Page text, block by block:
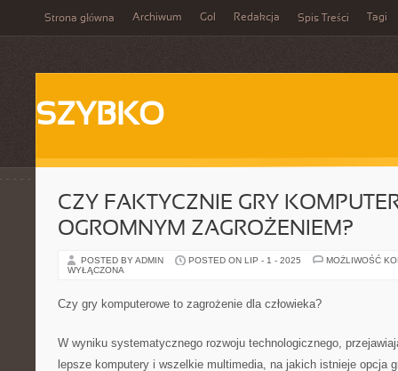
Strona główna Archiwum Gol Redakcja Spis Treści Tagi
SZYBKO
CZY FAKTYCZNIE GRY
OGROMNYM ZAGROŻENIEM?
POSTED BY ADMIN POSTED ON LIP - 1 - 2025
MOŻLIWOŚĆ
WYŁĄCZONA
Czy gry komputerowe to zagrożenie dla człowieka?
W wyniku systematycznego rozwoju technologicznego,
lepsze komputery i wszelkie multimedia, na jakich istnieje opcja